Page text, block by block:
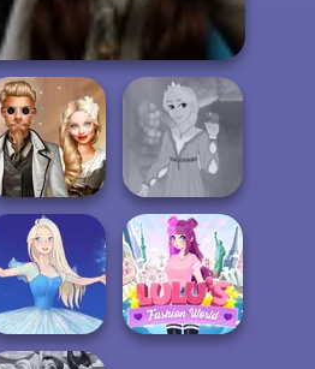
Steampunk
Wedding
Rapunzel
Fashion